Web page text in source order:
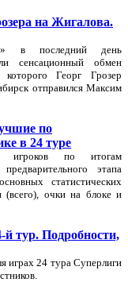
на Жигалова.
в последний день
сенсационный обмен
которого Георг Грозер
отправился Максим
по
в 24 туре
игроков по итогам
этапа
статистических
очки на блоке и
тур. Подробности,
играх 24 тура Суперлиги